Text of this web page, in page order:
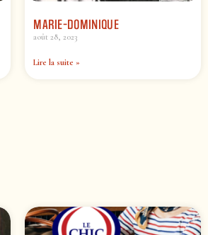
MARIE-DOMINIQUE
août 28, 2023
Lire la suite »